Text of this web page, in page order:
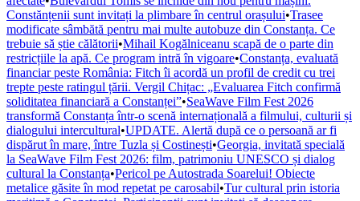
Constănțenii sunt invitați la plimbare în centrul orașului•Trasee
modificate sâmbătă pentru mai multe autobuze din Constanța. Ce
trebuie să știe călătorii•Mihail Kogălniceanu scapă de o parte din
restricțiile la apă. Ce program intră în vigoare•Constanța, evaluată
financiar peste România: Fitch îi acordă un profil de credit cu trei
trepte peste ratingul țării. Vergil Chițac: „Evaluarea Fitch confirmă
soliditatea financiară a Constanței”•SeaWave Film Fest 2026
transformă Constanța într-o scenă internațională a filmului, culturii și
dialogului intercultural•UPDATE. Alertă după ce o persoană ar fi
dispărut în mare, între Tuzla și Costinești•Georgia, invitată specială
la SeaWave Film Fest 2026: film, patrimoniu UNESCO și dialog
cultural la Constanța•Pericol pe Autostrada Soarelui! Obiecte
metalice găsite în mod repetat pe carosabil•Tur cultural prin istoria